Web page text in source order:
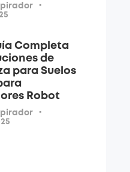
·
Completa
de
para Suelos
Robot
·